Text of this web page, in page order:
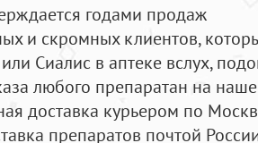
годами продаж
и скромных клиентов,
Сиалис в аптеке вслух,
любого препаратан на
доставка курьером по
препаратов почтой